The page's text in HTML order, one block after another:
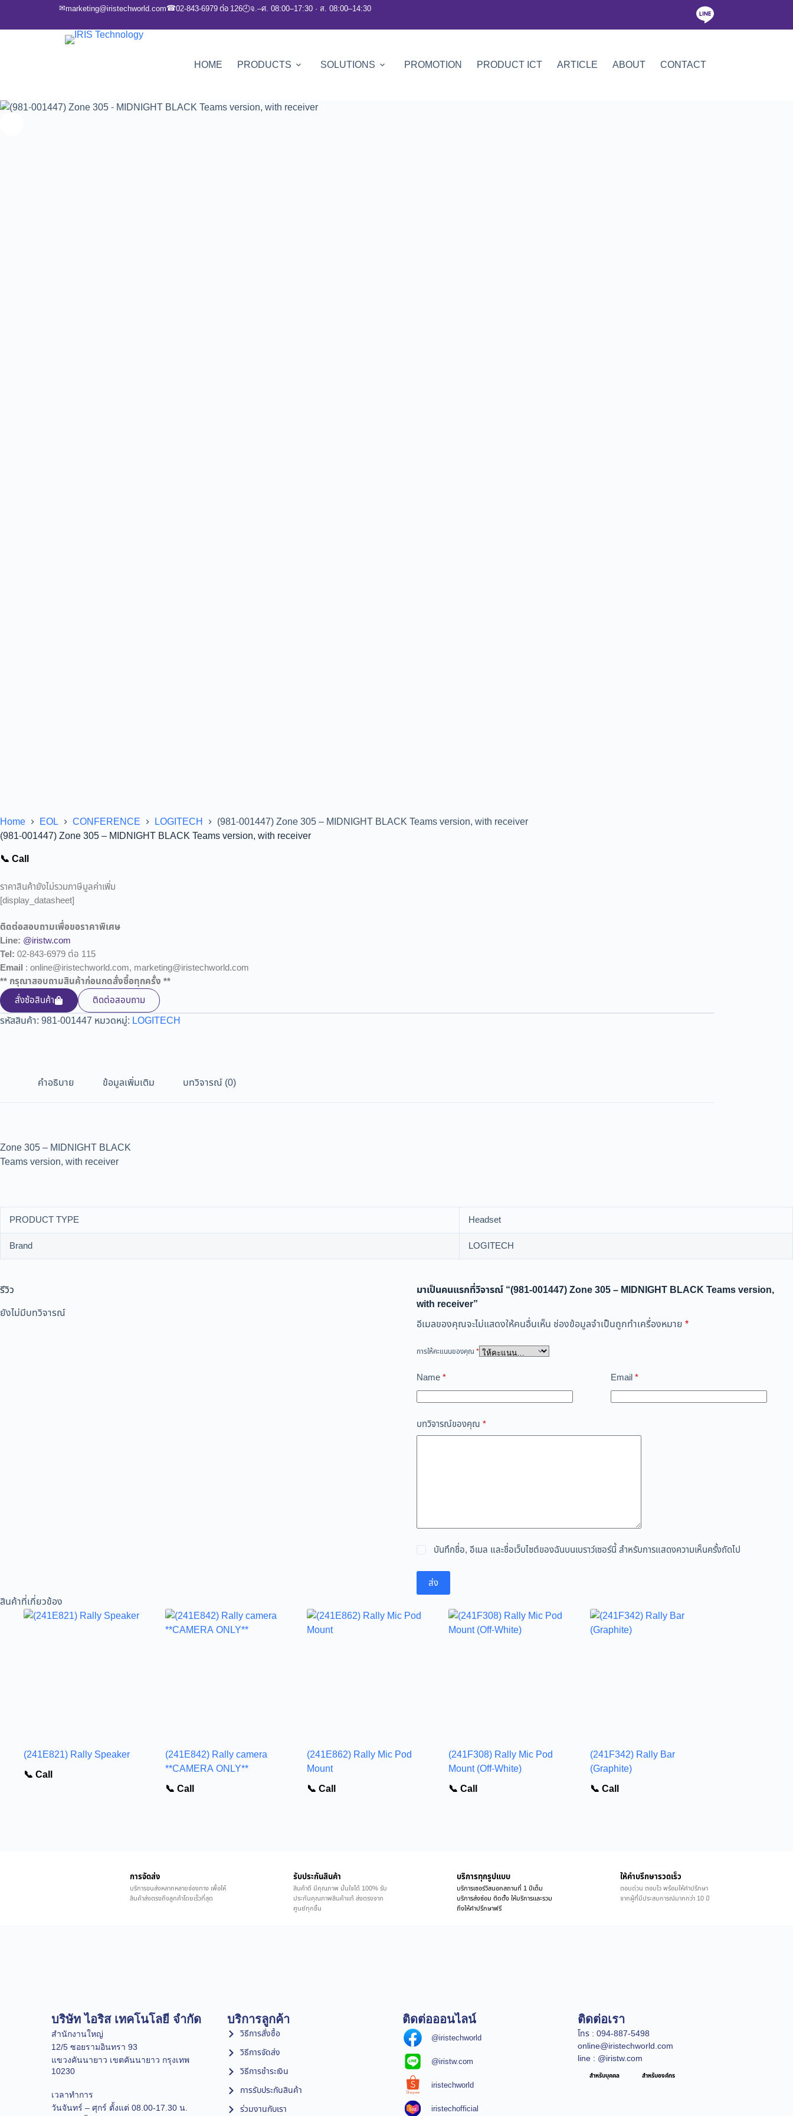
✉marketing@iristechworld.com☎02-843-6979 ต่อ 126🕘จ.–ศ. 08:00–17:30 · ส. 08:00–14:30
HOME PRODUCTS SOLUTIONS PROMOTION PRODUCT ICT ARTICLE ABOUT CONTACT
Home EOL CONFERENCE LOGITECH
(981-001447) Zone 305 – MIDNIGHT BLACK Teams version, with receiver
(981-001447) Zone 305 – MIDNIGHT BLACK Teams version, with receiver
📞 Call
ราคาสินค้ายังไม่รวมภาษีมูลค่าเพิ่ม
[display_datasheet]
ติดต่อสอบถามเพื่อขอราคาพิเศษ
Line: @iristw.com
Tel: 02-843-6979 ต่อ 115
Email : online@iristechworld.com, marketing@iristechworld.com
** กรุณาสอบถามสินค้าก่อนกดสั่งซื้อทุกครั้ง **
สั่งซ้อสินค้า
ติดต่อสอบถาม
รหัสสินค้า: 981-001447 หมวดหมู่: LOGITECH
คำอธิบาย ข้อมูลเพิ่มเติม บทวิจารณ์ (0)
Zone 305 – MIDNIGHT BLACK
Teams version, with receiver
PRODUCT TYPE
Headset
Brand
LOGITECH
รีวิว
ยังไม่มีบทวิจารณ์
มาเป็นคนแรกที่วิจารณ์ “(981-001447) Zone 305 – MIDNIGHT BLACK Teams version,
with receiver”
อีเมลของคุณจะไม่แสดงให้คนอื่นเห็น ช่องข้อมูลจำเป็นถูกทำเครื่องหมาย *
การให้คะแนนของคุณ *
Name* Email*
บทวิจารณ์ของคุณ *
บันทึกชื่อ, อีเมล และชื่อเว็บไซต์ของฉันบนเบราว์เซอร์นี้ สำหรับการแสดงความเห็นครั้งถัดไป
ส่ง
สินค้าที่เกี่ยวข้อง
(241E821) Rally Speaker
📞 Call
(241E842) Rally camera
**CAMERA ONLY**
📞 Call
(241E862) Rally Mic Pod
Mount
📞 Call
(241F308) Rally Mic Pod
Mount (Off-White)
📞 Call
(241F342) Rally Bar
(Graphite)
📞 Call
การจัดส่ง
บริการขนส่งหลากหลายช่องทาง เพื่อให้
สินค้าส่งตรงถึงลูกค้าโดยเร็วที่สุด
รับประกันสินค้า
สินค้าดี มีคุณภาพ มั่นใจได้ 100% รับ
ประกันคุณภาพสินค้าแท้ ส่งตรงจาก
ศูนย์ทุกชิ้น
บริการทุกรูปแบบ
บริการเซอร์วิสนอกสถานที่ 1 ปีเต็ม
บริการส่งซ่อม ติดตั้ง ให้บริการและรวม
ถึงให้คำปรึกษาฟรี
ให้คำบรึกษารวดเร็ว
ตอบด่วน ตอบไว พร้อมให้คำปรึกษา
จากผู้ที่มีประสบการณ์มากกว่า 10 ปี
บริษัท ไอริส เทคโนโลยี จำกัด
สำนักงานใหญ่
12/5 ซอยรามอินทรา 93
แขวงคันนายาว เขตคันนายาว กรุงเทพ
10230
เวลาทำการ
วันจันทร์ – ศุกร์ ตั้งแต่ 08.00-17.30 น.
บริการลูกค้า
วิธีการสั่งซื้อ
วิธีการจัดส่ง
วิธีการชำระเงิน
การรับประกันสินค้า
ร่วมงานกับเรา
ติดต่อออนไลน์
@iristechworld
@iristw.com
iristechworld
iristechofficial
ติดต่อเรา
โทร : 094-887-5498
online@iristechworld.com
line : @iristw.com
สำหรับบุคคล สำหรับองค์กร